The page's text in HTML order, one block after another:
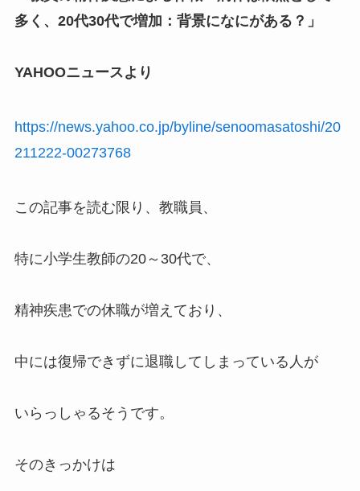
多く、20代30代で増加：背景になにがある？」
YAHOOニュースより
https://news.yahoo.co.jp/byline/senoomasatoshi/20
211222-00273768
この記事を読む限り、教職員、
特に小学生教師の20～30代で、
精神疾患での休職が増えており、
中には復帰できずに退職してしまっている人が
いらっしゃるそうです。
そのきっかけは